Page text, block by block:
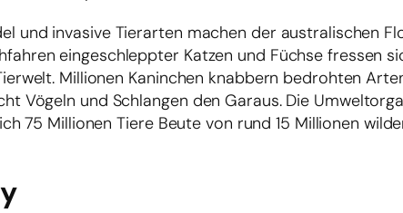
und invasive Tierarten machen der australischen
eingeschleppter Katzen und Füchse fressen
Millionen Kaninchen knabbern bedrohten
Vögeln und Schlangen den Garaus. Die
75 Millionen Tiere Beute von rund 15 Millionen